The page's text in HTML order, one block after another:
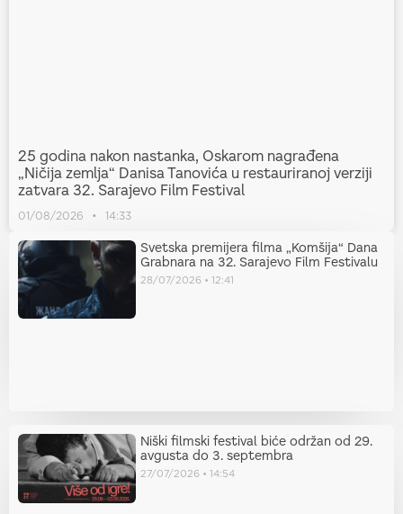
25 godina nakon nastanka, Oskarom nagrađena
„Ničija zemlja“ Danisa Tanovića u restauriranoj verziji
zatvara 32. Sarajevo Film Festival
01/08/2026 14:33
Svetska premijera filma „Komšija“ Dana
Grabnara na 32. Sarajevo Film Festivalu
28/07/2026 12:41
Niški filmski festival biće održan od 29.
avgusta do 3. septembra
27/07/2026 14:54